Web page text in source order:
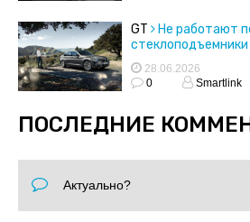
GT
Не работают
стеклоподъемники
28.06.2026
0
Smartlink
ПОСЛЕДНИЕ
Актуально?